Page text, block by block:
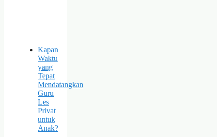
Kapan
Waktu
yang
Tepat
Mendatangkan
Guru
Les
Privat
untuk
Anak?